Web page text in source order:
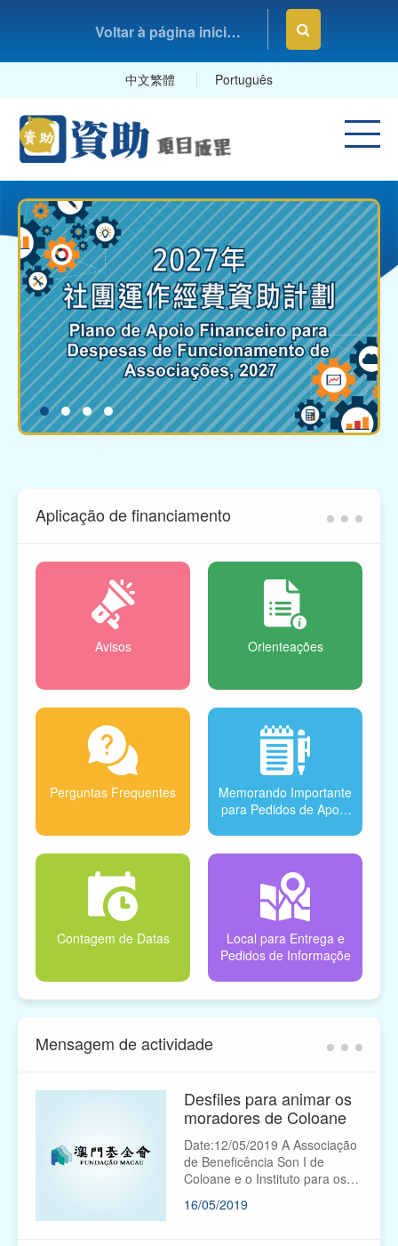
Voltar à página inicial da Fundação Macau
中文繁體 Português
Aplicação de financiamento
Avisos Orienteações
Perguntas Frequentes
Memorando Importante
para Pedidos de Apoio
Contagem de Datas
Local para Entrega e
Pedidos de Informaçõe
Mensagem de actividade
Desfiles para animar os
moradores de Coloane
Date:12/05/2019 A Associação
de Beneficência Son I de
Coloane e o Instituto para os
organizaram um festival em
16/05/2019